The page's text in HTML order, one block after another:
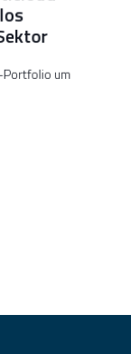
Portfolio um